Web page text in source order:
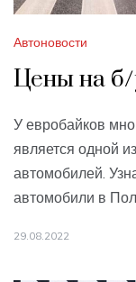
Автоновости
Цены на
У евробайков
является одной
автомобилей.
автомобили в
29.08.2022